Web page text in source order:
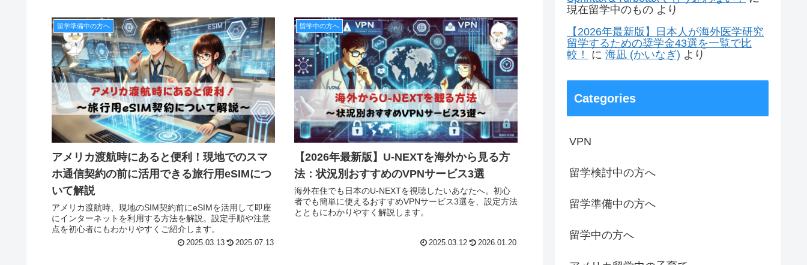
留学準備中の方へ
アメリカ渡航時にあると便利！現地でのスマ
ホ通信契約の前に活用できる旅行用eSIMにつ
いて解説
アメリカ渡航時、現地のSIM契約前にeSIMを活用して即座
にインターネットを利用する方法を解説。設定手順や注意
点を初心者にもわかりやすくご紹介します。
2025.03.13 2025.07.13
留学中の方へ
【2026年最新版】U-NEXTを海外から見る方
法：状況別おすすめのVPNサービス3選
海外在住でも日本のU-NEXTを視聴したいあなたへ。初心
者でも簡単に使えるおすすめVPNサービス3選を、設定方法
とともにわかりやすく解説します。
2025.03.12 2026.01.20
現在留学中のもの より
【2026年最新版】日本人が海外医学研究
留学するための奨学金43選を一覧で比
較！
に 海凪 (かいなぎ) より
Categories
VPN
留学検討中の方へ
留学準備中の方へ
留学中の方へ